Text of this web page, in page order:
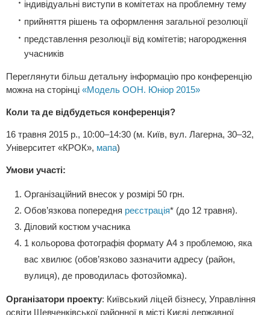
індивідуальні виступи в комітетах на проблемну тему
прийняття рішень та оформлення загальної резолюції
представлення резолюції від комітетів; нагородження
учасників
Переглянути більш детальну інформацію про конференцію
можна на сторінці «Модель ООН. Юніор 2015»
Коли та де відбудеться конференція?
16 травня 2015 р., 10:00–14:30 (м. Київ, вул. Лагерна, 30–32,
Університет «КРОК», мапа)
Умови участі:
Організаційний внесок у розмірі 50 грн.
Обов’язкова попередня реєстрація* (до 12 травня).
Діловий костюм учасника
1 кольорова фотографія формату А4 з проблемою, яка
вас хвилює (обов’язково зазначити адресу (район,
вулиця), де проводилась фотозйомка).
Організатори проекту: Київський ліцей бізнесу, Управління
освіти Шевченківської районної в місті Києві державної